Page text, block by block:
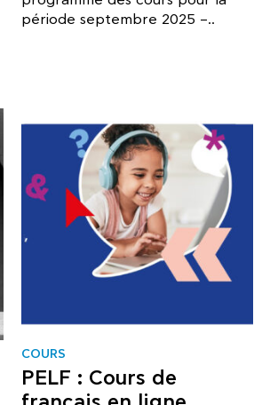
période septembre 2025 –..
COURS
PELF : Cours de